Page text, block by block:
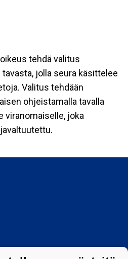
tehdä valitus
jolla seura käsittelee
Valitus tehdään
ohjeistamalla tavalla
viranomaiselle, joka